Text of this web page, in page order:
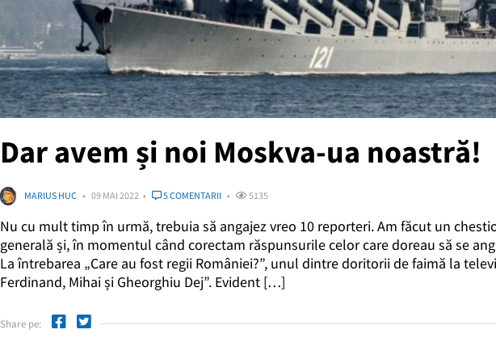
Dar avem și noi Moskva-ua noastră!
MARIUS HUC 09 MAI 2022 5 COMENTARII 5135
Nu cu mult timp în urmă, trebuia să angajez vreo 10 reporteri. Am făcut un
generală și, în momentul când corectam răspunsurile celor care doreau să se
La întrebarea „Care au fost regii României?”, unul dintre doritorii de faimă la
Ferdinand, Mihai și Gheorghiu Dej”. Evident […]
Share pe: